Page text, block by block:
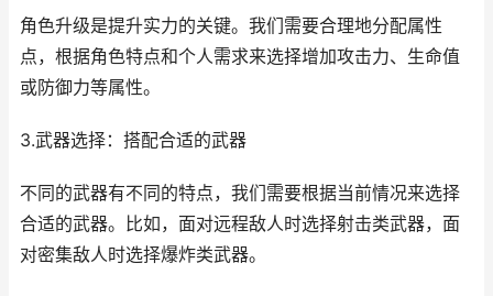
角色升级是提升实力的关键。我们需要合理地分配属性
点，根据角色特点和个人需求来选择增加攻击力、生命值
或防御力等属性。
3.武器选择：搭配合适的武器
不同的武器有不同的特点，我们需要根据当前情况来选择
合适的武器。比如，面对远程敌人时选择射击类武器，面
对密集敌人时选择爆炸类武器。